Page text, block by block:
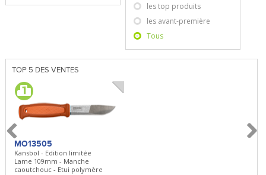
les top produits
les avant-première
Tous
TOP 5 DES VENTES
MO13505
Kansbol - Edition limitée
Lame 109mm - Manche
caoutchouc - Etui polymère